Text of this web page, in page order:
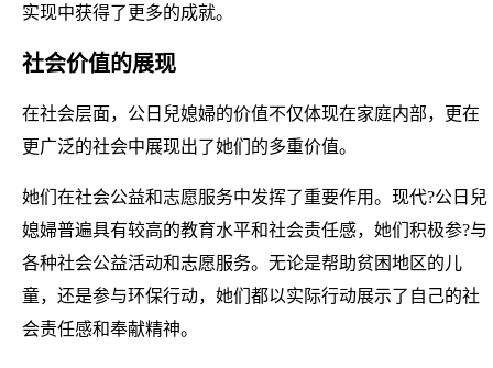
实现中获得了更多的成就。
社会价值的展现
在社会层面，公日兒媳婦的价值不仅体现在家庭内部，更在
更广泛的社会中展现出了她们的多重价值。
她们在社会公益和志愿服务中发挥了重要作用。现代?公日兒
媳婦普遍具有较高的教育水平和社会责任感，她们积极参?与
各种社会公益活动和志愿服务。无论是帮助贫困地区的儿
童，还是参与环保行动，她们都以实际行动展示了自己的社
会责任感和奉献精神。